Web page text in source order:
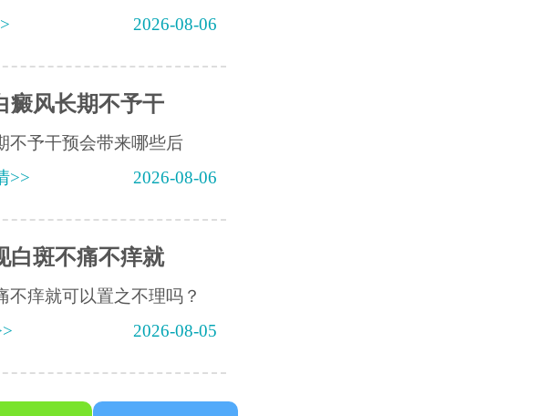
2026-08-06
癜风长期不予干
不予干预会带来哪些后
>> 2026-08-06
白斑不痛不痒就
痒就可以置之不理吗？
2026-08-05